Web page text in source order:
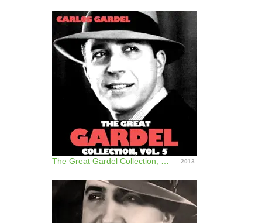
The Great Gardel Collection, Vol. 5 2013